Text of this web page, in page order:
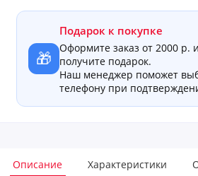
🎁
Подарок к покупке
Оформите заказ от 2000 р.
получите подарок.
Наш менеджер поможет
телефону при
Описание Характеристики